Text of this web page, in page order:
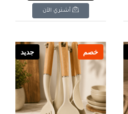
أشتري الآن
خصم جديد